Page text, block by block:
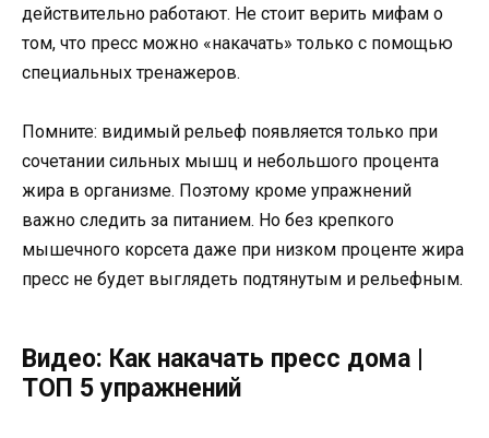
действительно работают. Не стоит верить мифам о
том, что пресс можно «накачать» только с помощью
специальных тренажеров.
Помните: видимый рельеф появляется только при
сочетании сильных мышц и небольшого процента
жира в организме. Поэтому кроме упражнений
важно следить за питанием. Но без крепкого
мышечного корсета даже при низком проценте жира
пресс не будет выглядеть подтянутым и рельефным.
Видео: Как накачать пресс дома |
ТОП 5 упражнений